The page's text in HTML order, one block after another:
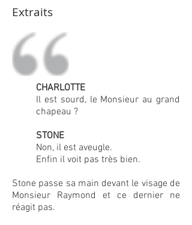
CHARLOTTE
Il est sourd, le Monsieur au grand
chapeau ?
STONE
Non, il est aveugle.
Enfin il voit pas très bien.
Stone passe sa main devant le visage de
Monsieur Raymond et ce dernier ne
réagit pas.
Extraits